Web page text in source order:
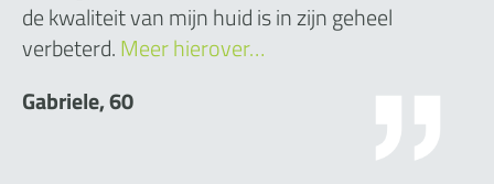
de kwaliteit van mijn huid is in zijn geheel
verbeterd.Meer hierover…
Gabriele, 60